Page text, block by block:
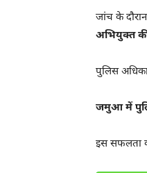
जांच के
अभियुक्त की
पुलिस
जमुआ में
इस सफलता